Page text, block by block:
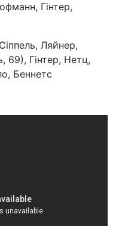
Гінтер,
Сіппель, Ляйнер,
69), Гінтер, Нетц,
Беннетс